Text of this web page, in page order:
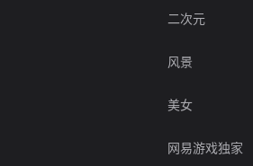
二次元
风景
美女
网易游戏独家